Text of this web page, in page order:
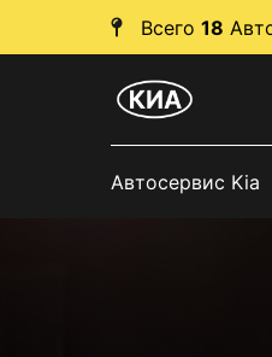
Всего 18
Автосервис Kia